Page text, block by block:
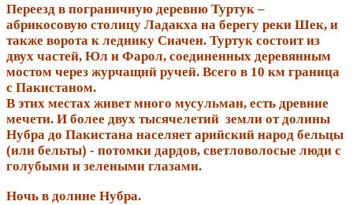
Переезд в пограничную деревню Туртук –
абрикосовую столицу Ладакха на берегу реки Шек, и
также ворота к леднику Сиачен. Туртук состоит из
двух частей, Юл и Фарол, соединенных деревянным
мостом через журчащий ручей. Всего в 10 км граница
с Пакистаном.
В этих местах живет много мусульман, есть древние
мечети. И более двух тысячелетий земли от долины
Нубра до Пакистана населяет арийский народ бельцы
(или бельты) - потомки дардов, светловолосые люди с
голубыми и зелеными глазами.
Ночь в долине Нубра.